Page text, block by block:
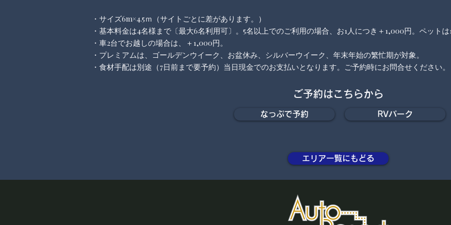
・サイズ6m×4.5ｍ（サイトごとに差があります。）
・基本料金は4名様まで〔最大6名利用可〕。5名以上でのご利用の場合、お1人につき＋1,000円。ペットは
・車2台でお越しの場合は、＋1,000円。
・プレミアムは、ゴールデンウイーク、お盆休み、シルバーウイーク、年末年始の繁忙期が対象。
・食材手配は別途（7日前まで要予約）当日現金でのお支払いとなります。ご予約時にお問合せください。
ご予約はこちらから
なっぷで予約 RVパーク
エリア一覧にもどる